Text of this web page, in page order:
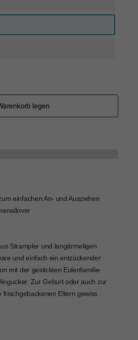
legen
einfachen An- und Ausziehen
Strampler und langärmeligen
und einfach ein entzückender
mit der gestickten Eulenfamilie
Zur Geburt oder auch zur
frischgebackenen Eltern gewiss